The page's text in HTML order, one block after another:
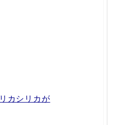
カシリカが